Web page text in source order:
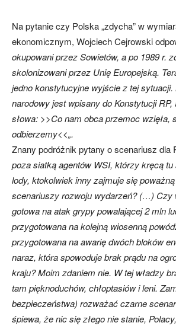
Na pytanie czy Polska „zdycha” w
ekonomicznym, Wojciech Cejrowski
okupowani przez Sowietów, a po 1989 r.
skolonizowani przez Unię Europejską.
jedno konstytucyjne wyjście z tej
narodowy jest wpisany do Konstytucji
słowa: >>Co nam obca przemoc wzięła,
odbierzemy<<„.
Znany podróżnik pytany o scenariusz dla
poza siatką agentów WSI, którzy kręcą
lody, ktokolwiek inny zajmuje się
scenariuszy rozwoju wydarzeń? (…) Czy
gotowa na atak grypy powalającej 2 mln
przygotowana na kolejną wiosenną
przygotowana na awarię dwóch bloków
naraz, która spowoduje brak prądu na
kraju? Moim zdaniem nie. W tej władzy
tam pięknoduchów, chłoptasiów i leni.
bezpieczeństwa) rozważać czarne
śpiewa, że nic się złego nie stanie,